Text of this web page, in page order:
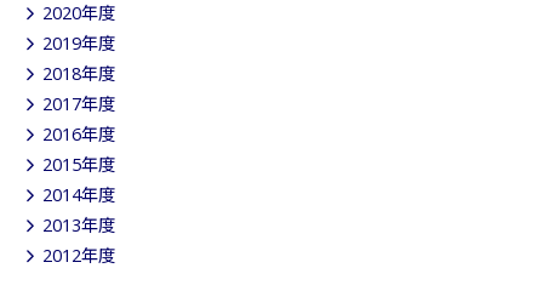
2020年度
2019年度
2018年度
2017年度
2016年度
2015年度
2014年度
2013年度
2012年度